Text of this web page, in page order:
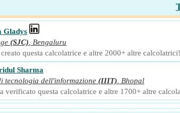
Gladys
(SJC)
Bengaluru
questa calcolatrice e altre 2000+ altre calcolatrici!
Sharma
tecnologia dell'informazione (IIIT)
Bhopal
verificato questa calcolatrice e altre 1700+ altre